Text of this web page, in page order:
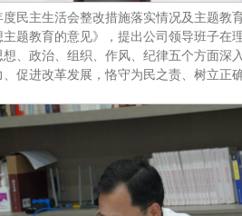
民主生活会整改措施落实情况及主题教
题教育的意见》，提出公司领导班子在
、政治、组织、作风、纪律五个方面深
促进改革发展，恪守为民之责、树立正